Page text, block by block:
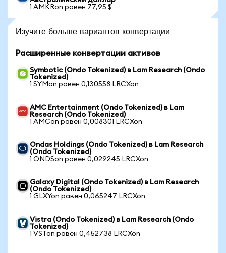
1 AMKRon равен 77,95 $
Изучите больше вариантов конвертации
Расширенные конвертации активов
Symbotic (Ondo Tokenized) в Lam Research (Ondo
Tokenized)
1 SYMon равен 0,130558 LRCXon
AMC Entertainment (Ondo Tokenized) в Lam
Research (Ondo Tokenized)
1 AMCon равен 0,008301 LRCXon
Ondas Holdings (Ondo Tokenized) в Lam Research
(Ondo Tokenized)
1 ONDSon равен 0,029245 LRCXon
Galaxy Digital (Ondo Tokenized) в Lam Research
(Ondo Tokenized)
1 GLXYon равен 0,065247 LRCXon
Vistra (Ondo Tokenized) в Lam Research (Ondo
Tokenized)
1 VSTon равен 0,452738 LRCXon